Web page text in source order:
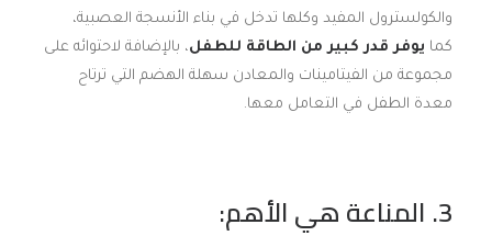
والكولسترول المفيد وكلها تدخل في بناء الأنسجة العصبية،
كما يوفر قدر كبير من الطاقة للطفل، بالإضافة لاحتوائه على
مجموعة من الفيتامينات والمعادن سهلة الهضم التي ترتاح
معدة الطفل في التعامل معها.
3. المناعة هي الأهم: